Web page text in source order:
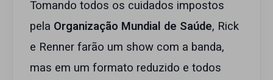
Tomando todos os cuidados impostos
pela Organização Mundial de Saúde, Rick
e Renner farão um show com a banda,
mas em um formato reduzido e todos